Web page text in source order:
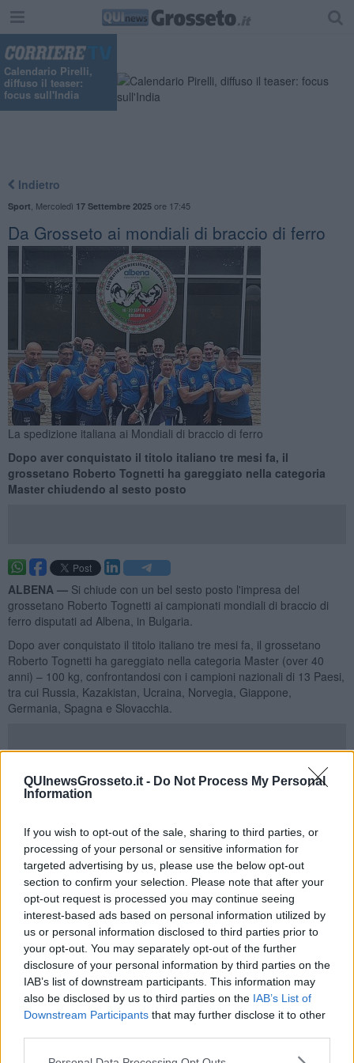
QUInewsGrosseto.it - Do Not Process My Personal
Information
If you wish to opt-out of the sale, sharing to third parties, or
processing of your personal or sensitive information for
targeted advertising by us, please use the below opt-out
section to confirm your selection. Please note that after your
opt-out request is processed you may continue seeing
interest-based ads based on personal information utilized by
us or personal information disclosed to third parties prior to
your opt-out. You may separately opt-out of the further
disclosure of your personal information by third parties on the
IAB’s list of downstream participants. This information may
also be disclosed by us to third parties on the IAB’s List of
Downstream Participants that may further disclose it to other
Calendario Pirelli,
diffuso il teaser:
focus sull'India
Indietro
Sport Mercoledì 17 Settembre 2025ore 17:45
Da Grosseto ai mondiali di braccio di ferro
La spedizione italiana ai Mondiali di braccio di ferro
Dopo aver conquistato il titolo italiano tre mesi fa, il
grossetano Roberto Tognetti ha gareggiato nella categoria
Master chiudendo al sesto posto
ALBENA — Si chiude con un bel sesto posto l'impresa del
grossetano Roberto Tognetti ai campionati mondiali di braccio di
ferro disputati ad Albena, in Bulgaria.
Dopo aver conquistato il titolo italiano tre mesi fa, il grossetano
Roberto Tognetti ha gareggiato nella categoria Master (over 40
anni) – 100 kg, confrontandosi con i campioni nazionali di 13 Paesi,
tra cui Russia, Kazakistan, Ucraina, Norvegia, Giappone,
Germania, Spagna e Slovacchia.
La medaglia d’oro è andata al campione slovacco, che si è imposto
sia con il braccio destro che con il sinistro. Proprio contro di lui
portare l’incontro agli strap, ossia la legatura delle mani prevista
quando i due contendenti si sganciano.